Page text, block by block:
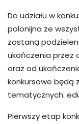
Do udziału w
polonijna ze
zostaną
ukończenia przez
oraz od
konkursowe będą
tematycznych:
Pierwszy etap